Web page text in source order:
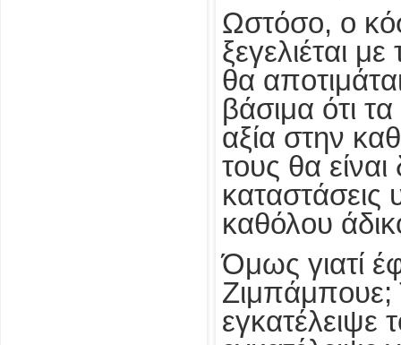
Ωστόσο, ο
ξεγελιέται
θα
βάσιμα ότι
αξία στην
τους θα
καθόλου
Όμως γιατί
Ζιμπάμπουε;
εγκατέλειψε